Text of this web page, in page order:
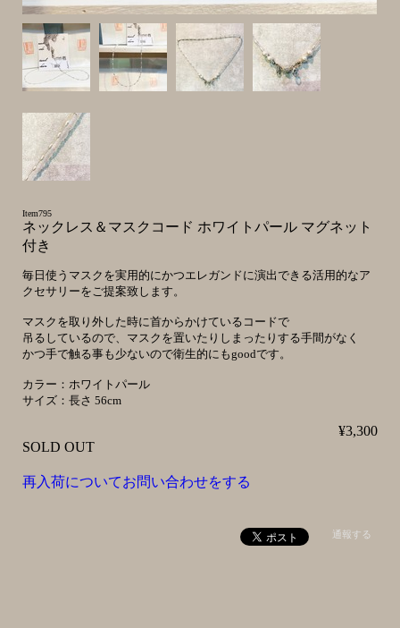
Item795
ネックレス＆マスクコード ホワイトパール マグネット
付き
毎日使うマスクを実用的にかつエレガンドに演出できる活用的なア
クセサリーをご提案致します。
マスクを取り外した時に首からかけているコードで
吊るしているので、マスクを置いたりしまったりする手間がなく
かつ手で触る事も少ないので衛生的にもgoodです。
カラー：ホワイトパール
サイズ：長さ 56cm
¥3,300
SOLD OUT
再入荷についてお問い合わせをする
通報する